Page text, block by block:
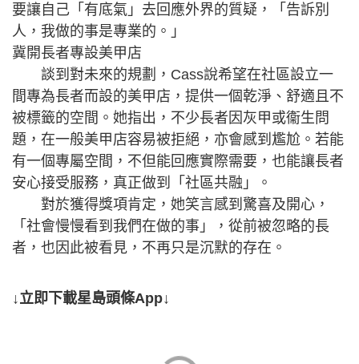
要讓自己「有底氣」去回應外界的質疑，「告訴別
人，我做的事是專業的。」
冀開長者專設美甲店
談到對未來的規劃，Cass說希望在社區設立一
間專為長者而設的美甲店，提供一個乾淨、舒適且不
被標籤的空間。她指出，不少長者因灰甲或衞生問
題，在一般美甲店容易被拒絕，亦會感到尷尬。若能
有一個專屬空間，不但能回應實際需要，也能讓長者
安心接受服務，真正做到「社區共融」。
對於獲得獎項肯定，她笑言感到驚喜及開心，
「社會慢慢看到我們在做的事」，從前被忽略的長
者，也因此被看見，不再只是沉默的存在。
↓立即下載星島頭條App↓